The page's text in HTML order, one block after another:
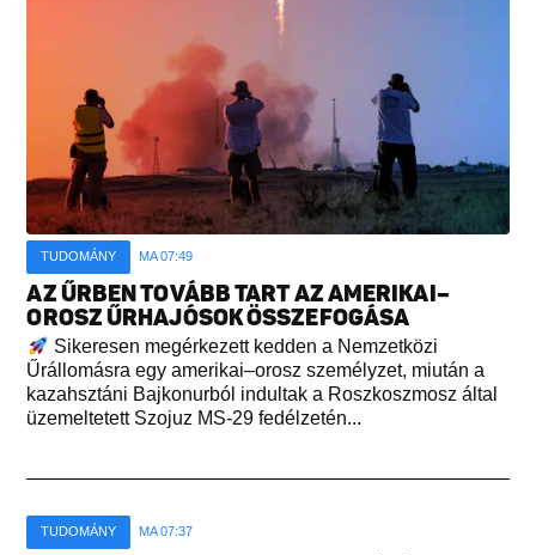
TUDOMÁNY MA 07:49
AZ ŰRBEN TOVÁBB TART AZ AMERIKAI–
OROSZ ŰRHAJÓSOK ÖSSZEFOGÁSA
Sikeresen megérkezett kedden a Nemzetközi
Űrállomásra egy amerikai–orosz személyzet, miután a
kazahsztáni Bajkonurból indultak a Roszkoszmosz által
üzemeltetett Szojuz MS-29 fedélzetén...
TUDOMÁNY MA 07:37